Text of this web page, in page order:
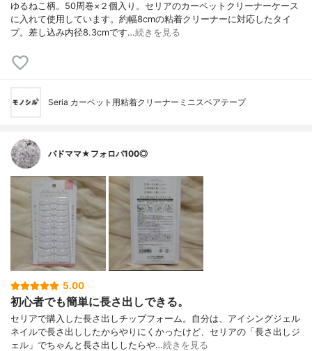
ゆるねこ柄。50周巻×２個入り。セリアのカーペットクリーナーケース
に入れて使用しています。約幅8cmの粘着クリーナーに対応したタイ
プ。差し込み内径8.3cmです…続きを見る
Seria カーペット用粘着クリーナーミニスペアテープ
バドママ★フォロバ100◎
5.00
初心者でも簡単に長さ出しできる。
セリアで購入した長さ出しチップフォーム。自分は、アイシングジェル
ネイルで長さ出ししたからやりにくかったけど、セリアの「長さ出しジ
ェル」でちゃんと長さ出ししたらや…続きを見る